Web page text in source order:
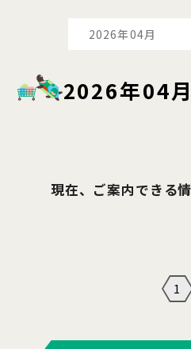
2026年04月
2026年04月
現在、ご案内できる
1